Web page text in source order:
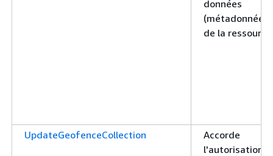
données
(métadonnées)
de la ressource
UpdateGeofenceCollection
Accorde
l'autorisation